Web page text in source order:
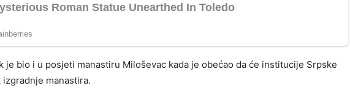
je bio i u posjeti manastiru Miloševac kada je obećao da će institucije Srpske
manastira.